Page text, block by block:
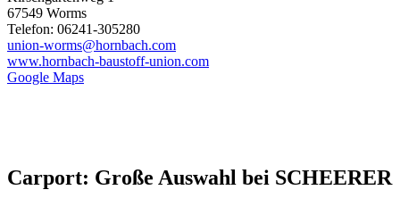
67549 Worms
Telefon: 06241-305280
union-worms@hornbach.com
www.hornbach-baustoff-union.com
Google Maps
Carport: Große Auswahl bei SCHEERER